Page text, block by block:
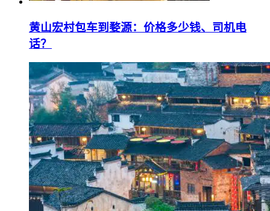
黄山宏村包车到婺源：价格多少钱、司机电
话？